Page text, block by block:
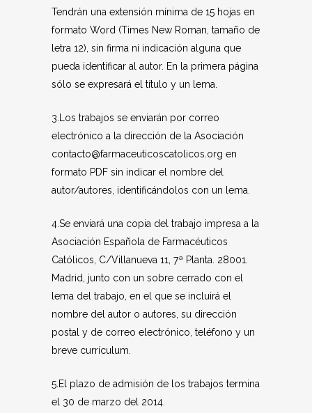
Tendrán una extensión mínima de 15 hojas en
formato Word (Times New Roman, tamaño de
letra 12), sin firma ni indicación alguna que
pueda identificar al autor. En la primera página
sólo se expresará el título y un lema.
3.Los trabajos se enviarán por correo
electrónico a la dirección de la Asociación
contacto@farmaceuticoscatolicos.org en
formato PDF sin indicar el nombre del
autor/autores, identificándolos con un lema.
4.Se enviará una copia del trabajo impresa a la
Asociación Española de Farmacéuticos
Católicos, C/Villanueva 11, 7ª Planta. 28001.
Madrid, junto con un sobre cerrado con el
lema del trabajo, en el que se incluirá el
nombre del autor o autores, su dirección
postal y de correo electrónico, teléfono y un
breve currículum.
5.El plazo de admisión de los trabajos termina
el 30 de marzo del 2014.